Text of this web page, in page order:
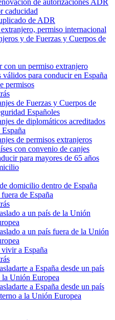
de autorizaciones ADR
caducidad
de ADR
permiso internacional
y de Fuerzas y Cuerpos de
con un permiso extranjero
válidos para conducir en España
permisos
de Fuerzas y Cuerpos de
Españoles
de diplomáticos acreditados
España
de permisos extranjeros
con convenio de canjes
para mayores de 65 años
domicilio dentro de España
de España
a un país de la Unión
a un país fuera de la Unión
a España
a España desde un país
la Unión Europea
a España desde un país
a la Unión Europea